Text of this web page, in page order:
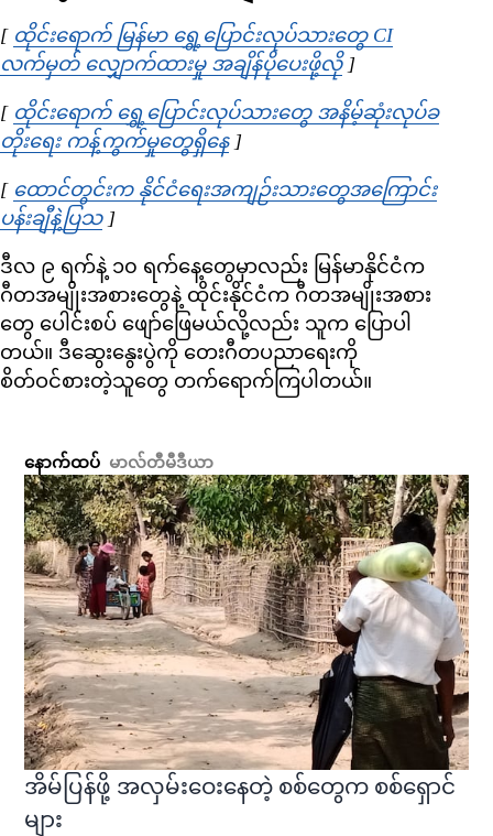
[ ထိုင်းရောက် မြန်မာ ရွှေ့ပြောင်းလုပ်သားတွေ CI
လက်မှတ် လျှောက်ထားမှု အချိန်ပိုပေးဖို့လိုOpens in new
]
[ ထိုင်းရောက် ရွှေ့ပြောင်းလုပ်သားတွေ အနိမ့်ဆုံးလုပ်ခ
တိုး‌ရေး ကန့်ကွက်မှုတွေရှိနေOpens in new window
]
[ ထောင်တွင်းက နိုင်ငံရေးအကျဉ်းသားတွေအကြောင်း
ပန်းချီနဲ့ပြသOpens in new window
]
ဒီလ ၉ ရက်နဲ့ ၁၀ ရက်နေ့တွေမှာလည်း မြန်မာနိုင်ငံက
ဂီတအမျိုးအစားတွေနဲ့ ထိုင်းနိုင်ငံက ဂီတအမျိုးအစား
တွေ ပေါင်းစပ် ဖျော်ဖြေမယ်လို့လည်း သူက ပြောပါ
တယ်။ ဒီဆွေးနွေးပွဲကို တေးဂီတပညာရေးကို
စိတ်ဝင်စားတဲ့သူတွေ တက်ရောက်ကြပါတယ်။
နောက်ထပ် မာလ်တီမီဒီယာ
အိမ်ပြန်ဖို့ အလှမ်းဝေးနေတဲ့ စစ်တွေက စစ်ရှောင်
များ